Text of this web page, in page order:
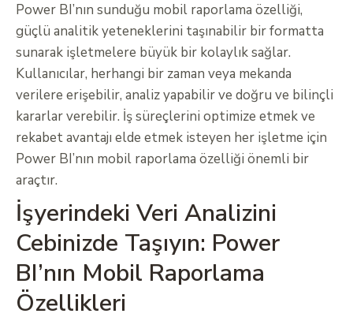
Power BI’nın sunduğu mobil raporlama özelliği,
güçlü analitik yeteneklerini taşınabilir bir formatta
sunarak işletmelere büyük bir kolaylık sağlar.
Kullanıcılar, herhangi bir zaman veya mekanda
verilere erişebilir, analiz yapabilir ve doğru ve bilinçli
kararlar verebilir. İş süreçlerini optimize etmek ve
rekabet avantajı elde etmek isteyen her işletme için
Power BI’nın mobil raporlama özelliği önemli bir
araçtır.
İşyerindeki Veri Analizini
Cebinizde Taşıyın: Power
BI’nın Mobil Raporlama
Özellikleri